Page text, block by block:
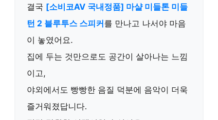
결국 [소비코AV 국내정품] 마샬 미들톤 미들
턴 2 블루투스 스피커 를 만나고 나서야 마음
이 놓였어요.
집에 두는 것만으로도 공간이 살아나는 느낌
이고,
야외에서도 빵빵한 음질 덕분에 음악이 더욱
즐거워졌답니다.